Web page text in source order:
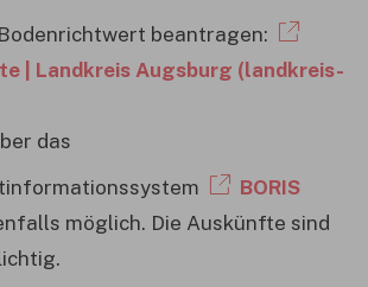
beantragen:
| Landkreis Augsburg (landkreis-
das
BORIS
möglich. Die Auskünfte sind